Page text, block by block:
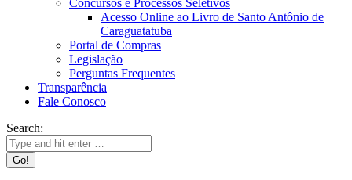
Concursos e Processos Seletivos
Acesso Online ao Livro de Santo Antônio de
Caraguatatuba
Portal de Compras
Legislação
Perguntas Frequentes
Transparência
Fale Conosco
Search: